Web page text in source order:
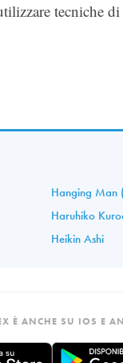
tecniche
Hanging Man
Haruhiko
Heikin Ashi
È ANCHE SU IOS E